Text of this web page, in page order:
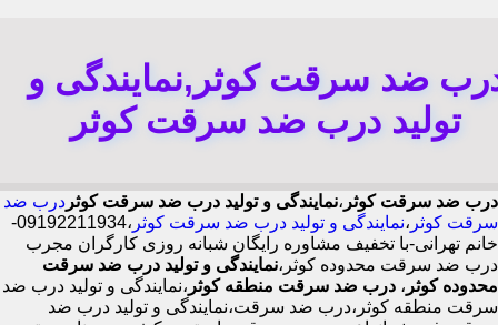
ضد سرقت کوثر,نمایندگی و
تولید درب ضد سرقت کوثر
درب ضد سرقت کوثر ،نمایندگی و تولید درب ضد سرقت کوثر درب ضد
سرقت کوثر ،نمایندگی و تولید درب ضد سرقت کوثر
،09192211934-
خانم تهرانی-با تخفیف مشاوره رایگان شبانه روزی کارگران مجرب
درب ضد سرقت محدوده کوثر،نمایندگی و تولید درب ضد سرقت
محدوده کوثر ، درب ضد سرقت منطقه کوثر ،نمایندگی و تولید درب ضد
سرقت منطقه کوثر،درب ضد سرقت،نمایندگی و تولید درب ضد